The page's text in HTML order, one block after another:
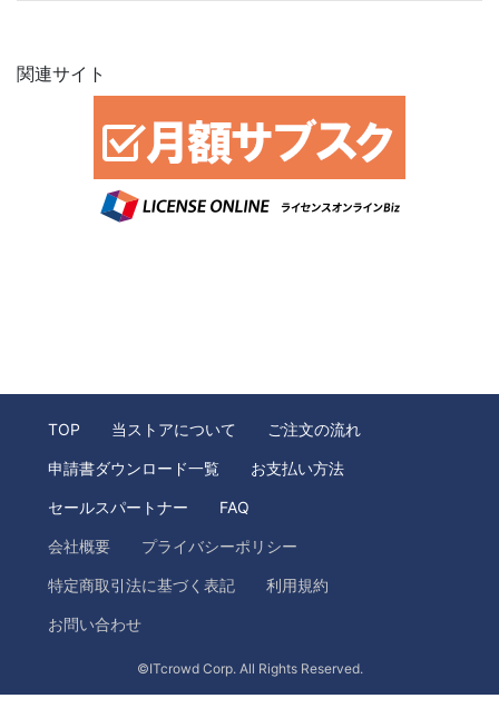
関連サイト
TOP 当ストアについて ご注文の流れ
申請書ダウンロード一覧 お支払い方法
セールスパートナー FAQ
会社概要 プライバシーポリシー
特定商取引法に基づく表記 利用規約
お問い合わせ
©ITcrowd Corp. All Rights Reserved.